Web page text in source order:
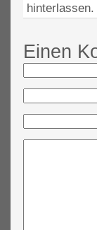
Einen